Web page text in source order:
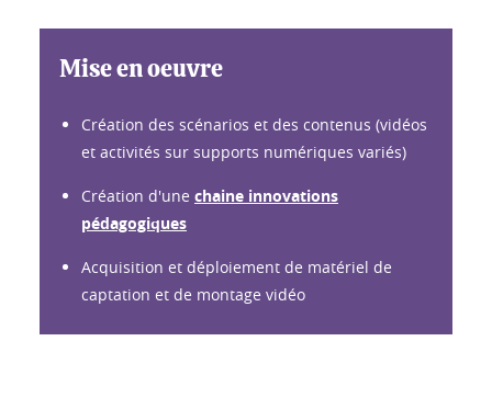
Mise en oeuvre
Création des scénarios et des contenus (vidéos
et activités sur supports numériques variés)
Création d'une chaine innovations
pédagogiques
Acquisition et déploiement de matériel de
captation et de montage vidéo